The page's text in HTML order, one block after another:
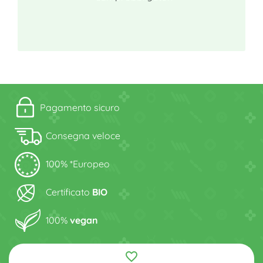
Pagamento sicuro
Consegna veloce
100% *Europeo
Certificato BIO
100% vegan
favorite_border